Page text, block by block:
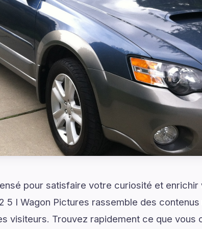
pour satisfaire votre curiosité et
5 I Wagon Pictures rassemble des
visiteurs. Trouvez rapidement ce que vous